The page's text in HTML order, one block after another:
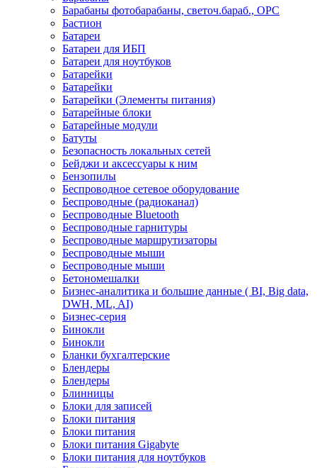
Барабаны фотобарабаны, светоч.бараб., OPC
Бастион
Батареи
Батареи для ИБП
Батареи для ноутбуков
Батарейки
Батарейки
Батарейки (Элементы питания)
Батарейные блоки
Батарейные модули
Батуты
Безопасность локальных сетей
Бейджи и аксесcуары к ним
Бензопилы
Беспроводное сетевое оборудование
Беспроводные (радиоканал)
Беспроводные Bluetooth
Беспроводные гарнитуры
Беспроводные маршрутизаторы
Беспроводные мыши
Беспроводные мыши
Бетономешалки
Бизнес-аналитика и большие данные ( BI, Big data,
DWH, ML, AI)
Бизнес-серия
Бинокли
Бинокли
Бланки бухгалтерские
Блендеры
Блендеры
Блинницы
Блоки для записей
Блоки питания
Блоки питания
Блоки питания Gigabyte
Блоки питания для ноутбуков